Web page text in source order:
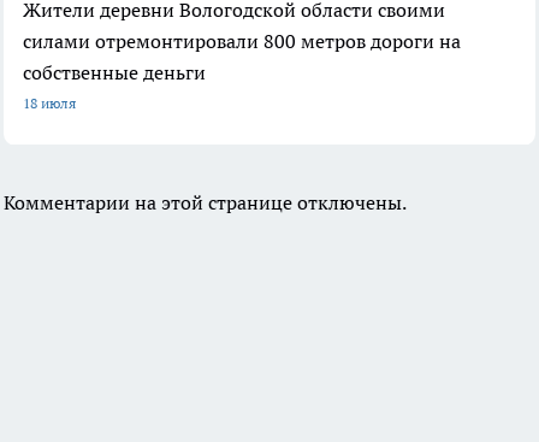
Жители деревни Вологодской области своими
силами отремонтировали 800 метров дороги на
собственные деньги
18 июля
Комментарии на этой странице отключены.